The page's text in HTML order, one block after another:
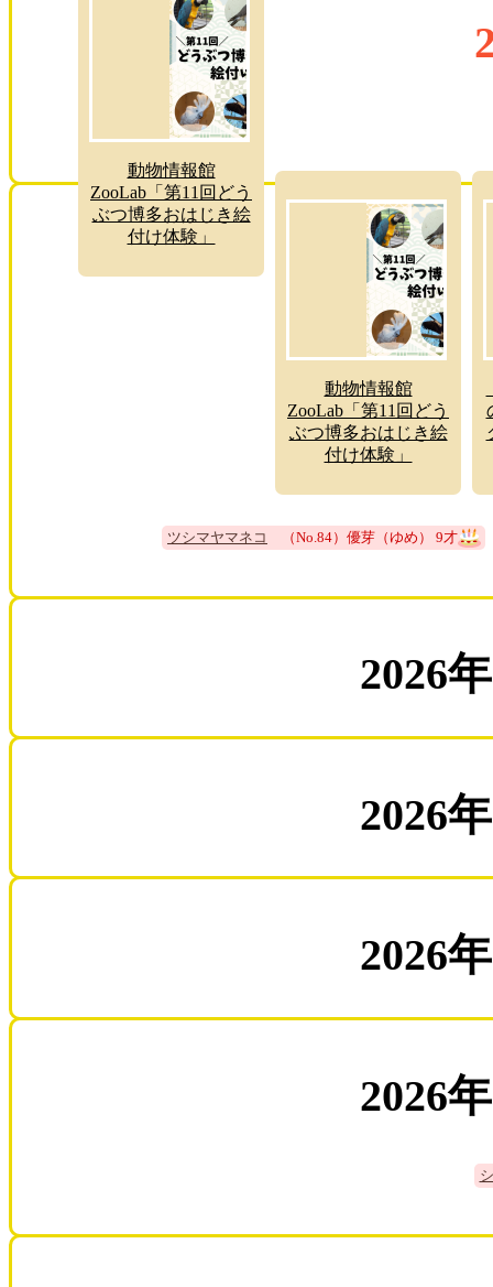
動物情報館
ZooLab「第11回どう
ぶつ博多おはじき絵
付け体験」
動物情報館
ZooLab「第11回どう
ぶつ博多おはじき絵
付け体験」
ツシマヤマネコ （No.84）優芽（ゆめ） 9才
2026
2026
2026
2026